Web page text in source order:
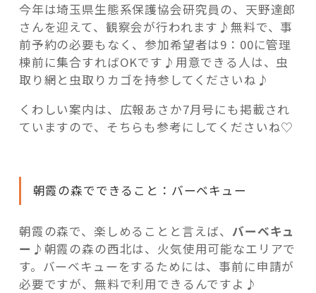
今年は埼玉県生態系保護協会研究員の、天野達郎
さんを迎えて、観察会が行われます♪無料で、事
前予約の必要もなく、参加希望者は9：00に管理
棟前に集合すればOKです♪用意できる人は、虫
取り網と虫取りカゴを持参してくださいね♪
くわしい案内は、広報あさか7月号にも掲載され
ていますので、そちらも参考にしてくださいね♡
朝霞の森でできること：バーベキュー
朝霞の森で、楽しめることと言えば、 バーベキュ
ー ♪朝霞の森の西北は、火気使用可能なエリアで
す。バーベキューをするためには、事前に申請が
必要ですが、無料で利用できるんですよ♪